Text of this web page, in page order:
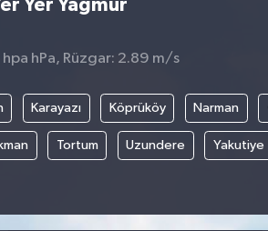
Yer Yağmur
hpa hPa, Rüzgar: 2.89 m/s
Karayazı Köprüköy Narman
Tortum Uzundere Yakutiye